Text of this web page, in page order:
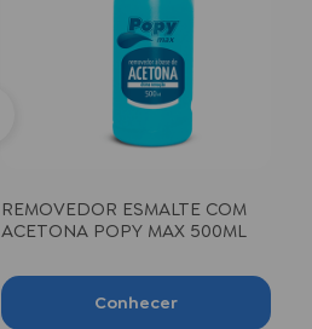
REMOVEDOR ESMALTE COM
ACETONA POPY MAX 500ML
Conhecer